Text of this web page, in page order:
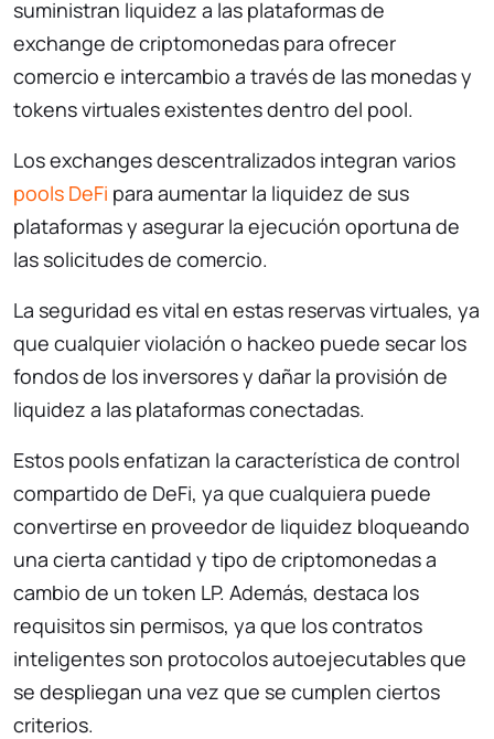
suministran liquidez a las plataformas de
exchange de criptomonedas para ofrecer
comercio e intercambio a través de las monedas y
tokens virtuales existentes dentro del pool.
Los exchanges descentralizados integran varios
pools DeFi para aumentar la liquidez de sus
plataformas y asegurar la ejecución oportuna de
las solicitudes de comercio.
La seguridad es vital en estas reservas virtuales, ya
que cualquier violación o hackeo puede secar los
fondos de los inversores y dañar la provisión de
liquidez a las plataformas conectadas.
Estos pools enfatizan la característica de control
compartido de DeFi, ya que cualquiera puede
convertirse en proveedor de liquidez bloqueando
una cierta cantidad y tipo de criptomonedas a
cambio de un token LP. Además, destaca los
requisitos sin permisos, ya que los contratos
inteligentes son protocolos autoejecutables que
se despliegan una vez que se cumplen ciertos
criterios.